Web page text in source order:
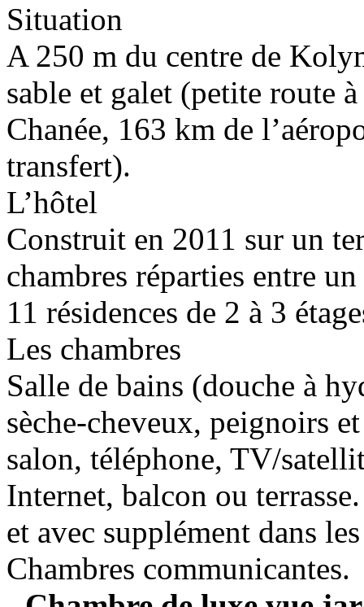
Situation
A 250 m du centre de
sable et galet (petite route
Chanée, 163 km de
transfert).
L’hôtel
Construit en 2011 sur un
chambres réparties entre
11 résidences de 2 à 3
Les chambres
Salle de bains (douche à
sèche-cheveux, peignoirs
salon, téléphone, TV/
Internet, balcon ou
et avec supplément dans
Chambres communicantes.